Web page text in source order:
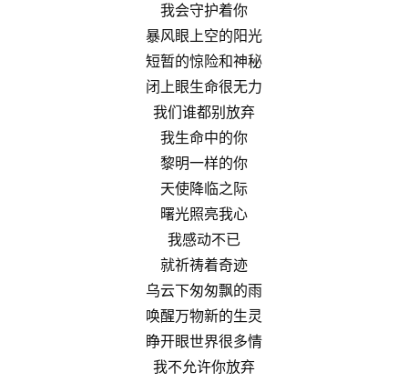
我会守护着你
暴风眼上空的阳光
短暂的惊险和神秘
闭上眼生命很无力
我们谁都别放弃
我生命中的你
黎明一样的你
天使降临之际
曙光照亮我心
我感动不已
就祈祷着奇迹
乌云下匆匆飘的雨
唤醒万物新的生灵
睁开眼世界很多情
我不允许你放弃